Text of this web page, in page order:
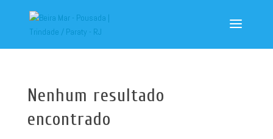
Nenhum resultado
encontrado